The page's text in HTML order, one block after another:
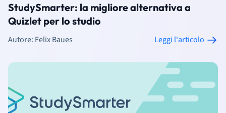
StudySmarter: la migliore alternativa a
Quizlet per lo studio
Autore: Felix Baues Leggi l'articolo